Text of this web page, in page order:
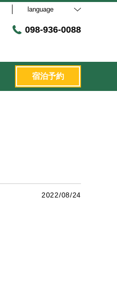
language
098-936-0088
宿泊予約
2022/08/24